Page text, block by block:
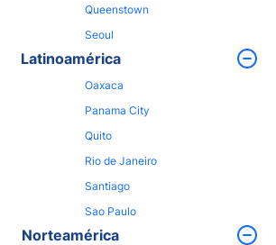
Queenstown
Seoul
Latinoamérica
Oaxaca
Panama City
Quito
Rio de Janeiro
Santiago
Sao Paulo
Norteamérica